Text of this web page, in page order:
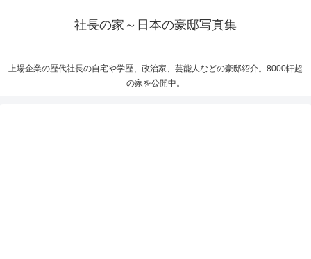
社長の家～日本の豪邸写真集
上場企業の歴代社長の自宅や学歴、政治家、芸能人などの豪邸紹介。8000軒超
の家を公開中。